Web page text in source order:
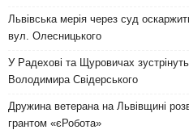
Львівська мерія через суд
вул. Олесницького
У Радехові та Щуровичах
Володимира Свідерського
Дружина ветерана на Львівщині
грантом «єРобота»